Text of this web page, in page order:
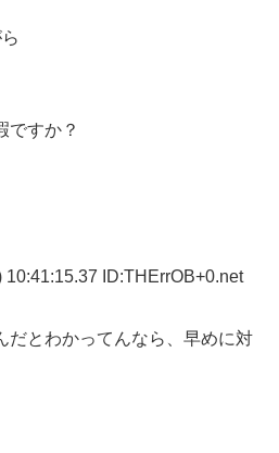
ですか？
10:41:15.37 ID:THErrOB+0.net
だとわかってんなら、早めに対